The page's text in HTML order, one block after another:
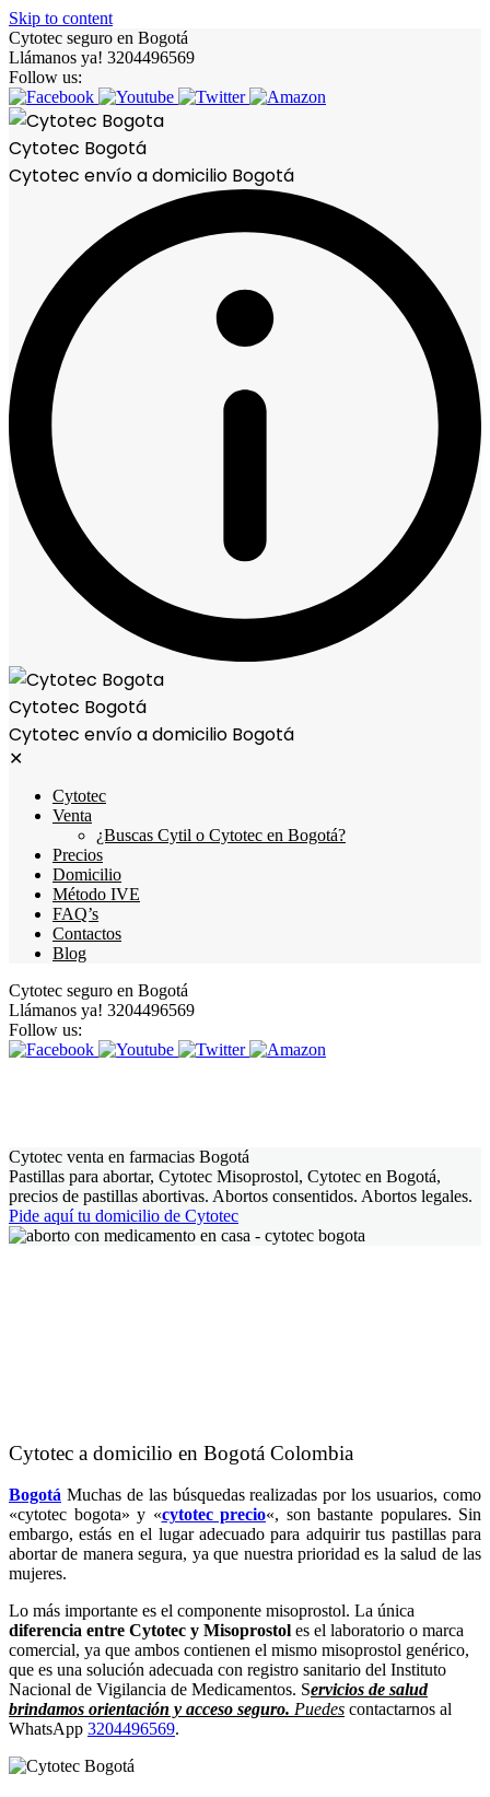
Skip to content
Cytotec seguro en Bogotá
Llámanos ya! 3204496569
Follow us:
Cytotec Bogotá
Cytotec envío a domicilio Bogotá
Cytotec Bogotá
Cytotec envío a domicilio Bogotá
✕
Cytotec
Venta
¿Buscas Cytil o Cytotec en Bogotá?
Precios
Domicilio
Método IVE
FAQ’s
Contactos
Blog
Cytotec seguro en Bogotá
Llámanos ya! 3204496569
Follow us:
Cytotec venta en farmacias Bogotá
Pastillas para abortar, Cytotec Misoprostol, Cytotec en Bogotá,
precios de pastillas abortivas. Abortos consentidos. Abortos legales.
Pide aquí tu domicilio de Cytotec
Cytotec a domicilio en Bogotá Colombia
Bogotá Muchas de las búsquedas realizadas por los usuarios, como
«cytotec bogota» y «cytotec precio«, son bastante populares. Sin
embargo, estás en el lugar adecuado para adquirir tus pastillas para
abortar de manera segura, ya que nuestra prioridad es la salud de las
mujeres.
Lo más importante es el componente misoprostol. La única
diferencia entre Cytotec y Misoprostol es el laboratorio o marca
comercial, ya que ambos contienen el mismo misoprostol genérico,
que es una solución adecuada con registro sanitario del Instituto
Nacional de Vigilancia de Medicamentos. Servicios de salud
brindamos orientación y acceso seguro. Puedes contactarnos al
WhatsApp 3204496569.